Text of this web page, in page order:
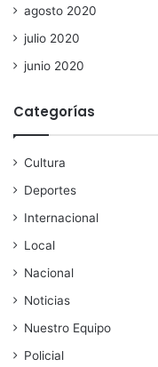
agosto 2020
julio 2020
junio 2020
Categorías
Cultura
Deportes
Internacional
Local
Nacional
Noticias
Nuestro Equipo
Policial